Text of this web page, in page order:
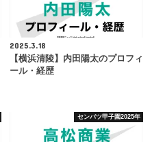
2025.3.18
【横浜清陵】内田陽太のプロフィ
ール・経歴
センバツ甲子園2025年